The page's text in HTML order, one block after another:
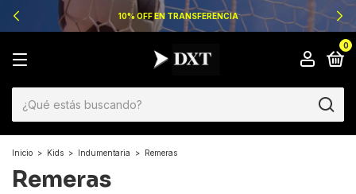
10% OFF EN TRANSFERENCIA
0
Inicio > Kids > Indumentaria > Remeras
Remeras